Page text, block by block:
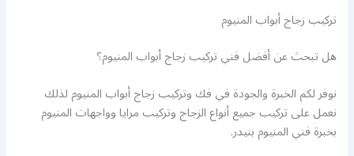
تركيب زجاج أبواب المنيوم
هل تبحث عن أفضل فني تركيب زجاج أبواب المنيوم؟
نوفر لكم الخبرة والجودة في فك وتركيب زجاج أبواب المنيوم لذلك
نعمل على تركيب جميع أنواع الزجاج وتركيب مرايا وواجهات المنيوم
بخبرة فني المنيوم بنيدر.